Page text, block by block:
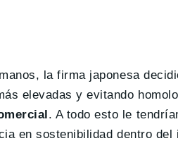
la firma japonesa
elevadas y evitando
. A todo esto le
en sostenibilidad dentro del